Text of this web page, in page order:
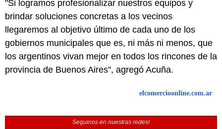
"Si logramos profesionalizar nuestros equipos y
brindar soluciones concretas a los vecinos
llegaremos al objetivo último de cada uno de los
gobiernos municipales que es, ni más ni menos, que
los argentinos vivan mejor en todos los rincones de la
provincia de Buenos Aires", agregó Acuña.
elcomercioonline.com.ar
Seguinos en nuestras redes!